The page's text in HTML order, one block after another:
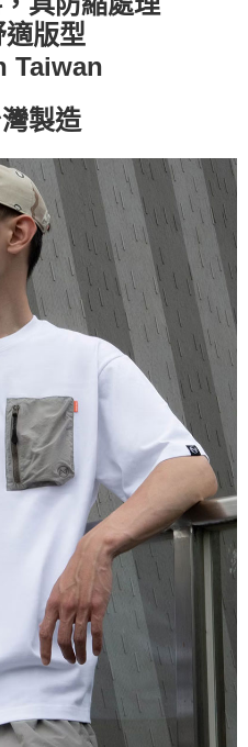
版型
Taiwan
製造